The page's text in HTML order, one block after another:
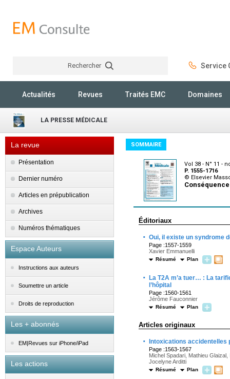
Rechercher Service
Actualités Revues Traités EMC Domaines
LA PRESSE MÉDICALE
La revue
Présentation
Dernier numéro
Articles en prépublication
Archives
Numéros thématiques
Espace Auteurs
Instructions aux auteurs
Soumettre un article
Droits de reproduction
Les + abonnés
EM|Revues sur iPhone/iPad
Les actions
SOMMAIRE
Vol 38 - N° 11 -
P. 1555-1716
© Elsevier
Éditoriaux
· Oui, il existe un syndrome
Page :1557-1559
Xavier Emmanuelli
Résumé Plan
·
La T2A m’a tuer… : La
l’hôpital
Page :1560-1561
Jérôme Fauconnier
Résumé Plan
Articles originaux
· Intoxications accidentelles
Page :1563-1567
Michel Spadari, Mathieu
Jocelyne Arditti
Résumé Plan